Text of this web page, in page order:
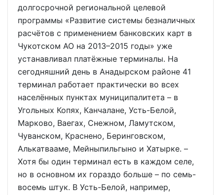
долгосрочной региональной целевой
программы «Развитие системы безналичных
расчётов с применением банковских карт в
Чукотском АО на 2013–2015 годы» уже
устанавливал платёжные терминалы. На
сегодняшний день в Анадырском районе 41
терминал работает практически во всех
населённых пунктах муниципалитета – в
Угольных Копях, Канчалане, Усть-Белой,
Марково, Ваегах, Снежном, Ламутском,
Чуванском, Краснено, Беринговском,
Алькатвааме, Мейныпильгыно и Хатырке. –
Хотя бы один терминал есть в каждом селе,
но в основном их гораздо больше – по семь-
восемь штук. В Усть-Белой, например,